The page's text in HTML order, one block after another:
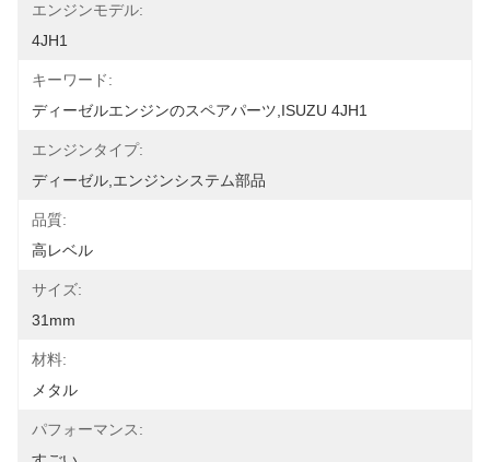
エンジンモデル:
4JH1
キーワード:
ディーゼルエンジンのスペアパーツ,ISUZU 4JH1
エンジンタイプ:
ディーゼル,エンジンシステム部品
品質:
高レベル
サイズ:
31mm
材料:
メタル
パフォーマンス: